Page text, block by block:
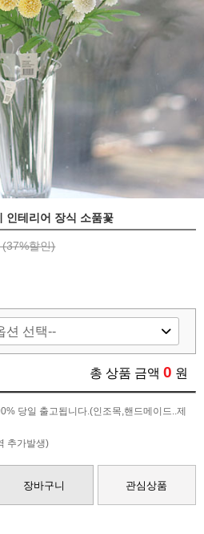
인테리어 장식 소품꽃
(37%할인)
총 상품 금액 0 원
당일 출고됩니다.(인조목,핸드메이드..제
추가발생)
장바구니 관심상품